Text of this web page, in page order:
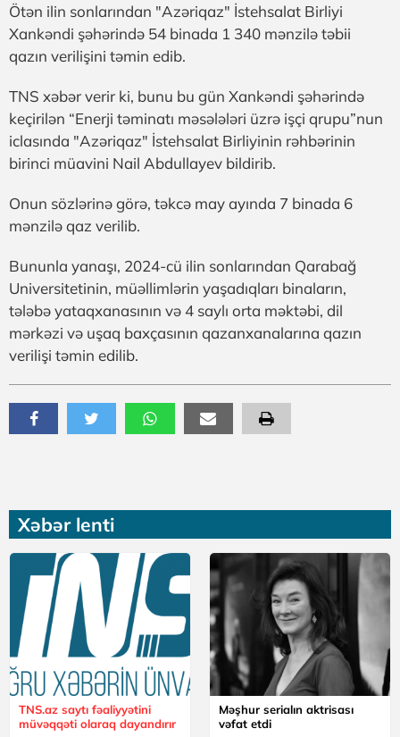
Xəbər lenti
TNS.az saytı fəaliyyətini
müvəqqəti olaraq dayandırır
Məşhur serialın aktrisası
vəfat etdi
Ötən ilin sonlarından "Azəriqaz" İstehsalat Birliyi
Xankəndi şəhərində 54 binada 1 340 mənzilə təbii
qazın verilişini təmin edib.
TNS xəbər verir ki, bunu bu gün Xankəndi şəhərində
keçirilən “Enerji təminatı məsələləri üzrə işçi qrupu”nun
iclasında "Azəriqaz" İstehsalat Birliyinin rəhbərinin
birinci müavini Nail Abdullayev bildirib.
Onun sözlərinə görə, təkcə may ayında 7 binada 6
mənzilə qaz verilib.
Bununla yanaşı, 2024-cü ilin sonlarından Qarabağ
Universitetinin, müəllimlərin yaşadıqları binaların,
tələbə yataqxanasının və 4 saylı orta məktəbi, dil
mərkəzi və uşaq baxçasının qazanxanalarına qazın
verilişi təmin edilib.